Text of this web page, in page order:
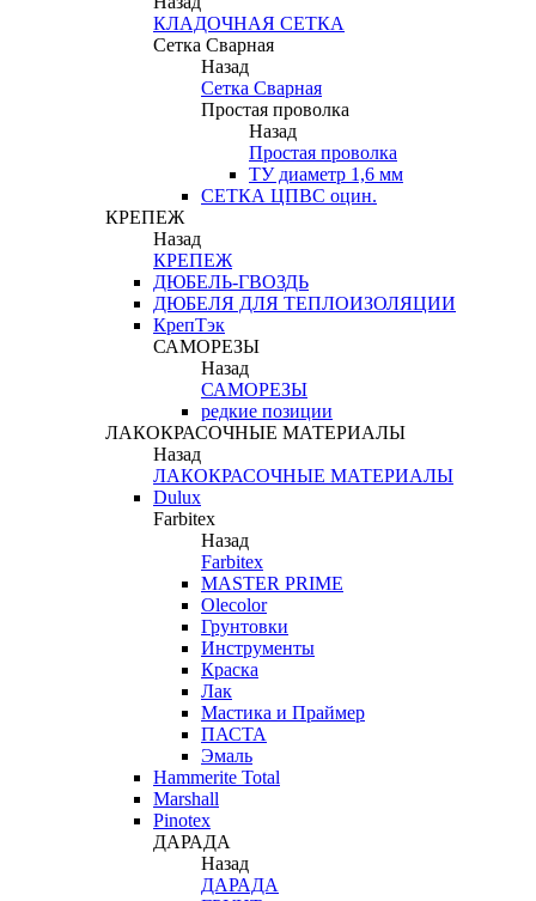
КЛАДОЧНАЯ СЕТКА
Сетка Сварная
Назад
Сетка Сварная
Простая проволка
Назад
Простая проволка
ТУ диаметр 1,6 мм
СЕТКА ЦПВС оцин.
КРЕПЕЖ
Назад
КРЕПЕЖ
ДЮБЕЛЬ-ГВОЗДЬ
ДЮБЕЛЯ ДЛЯ ТЕПЛОИЗОЛЯЦИИ
КрепТэк
САМОРЕЗЫ
Назад
САМОРЕЗЫ
редкие позиции
ЛАКОКРАСОЧНЫЕ МАТЕРИАЛЫ
Назад
ЛАКОКРАСОЧНЫЕ МАТЕРИАЛЫ
Dulux
Farbitex
Назад
Farbitex
MASTER PRIME
Olecolor
Грунтовки
Инструменты
Краска
Лак
Мастика и Праймер
ПАСТА
Эмаль
Hammerite Total
Marshall
Pinotex
ДАРАДА
Назад
ДАРАДА